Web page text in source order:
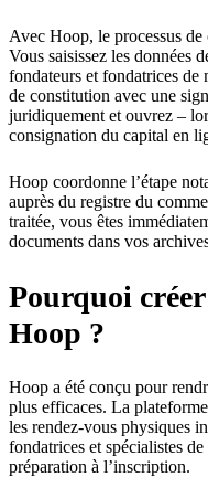
Avec Hoop, le processus
Vous saisissez les données
fondateurs et fondatrices de
de constitution avec une
juridiquement et ouvrez –
consignation du capital en
Hoop coordonne l’étape
auprès du registre du
traitée, vous êtes
documents dans vos
Pourquoi
Hoop ?
Hoop a été conçu pour
plus efficaces. La
les rendez-vous physiques
fondatrices et spécialistes
préparation à l’inscription.